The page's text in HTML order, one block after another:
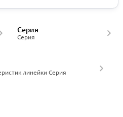
Серия
Серия
линейки Серия